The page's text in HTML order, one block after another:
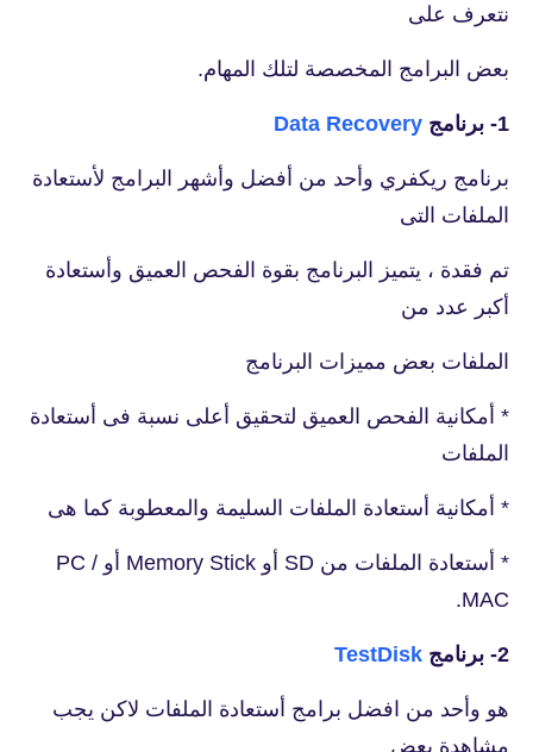
نتعرف على
بعض البرامج المخصصة لتلك المهام.
1- برنامج
برنامج ريكفري وأحد من أفضل وأشهر البرامج لأستعادة
الملفات التى
تم فقدة ، يتميز البرنامج بقوة الفحص العميق وأستعادة
أكبر عدد من
الملفات بعض مميزات البرنامج
* أمكانية الفحص العميق لتحقيق أعلى نسبة فى أستعادة
الملفات
* أمكانية أستعادة الملفات السليمة والمعطوبة كما هى
* أستعادة الملفات من SD أو Memory Stick أو PC /
MAC.
2- برنامج TestDisk
هو وأحد من افضل برامج أستعادة الملفات لاكن يجب
مشاهدة بعض